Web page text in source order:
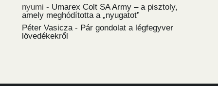
nyumi - Umarex Colt SA Army – a pisztoly,
amely meghódította a „nyugatot”
Péter Vasicza - Pár gondolat a légfegyver
lövedékekről